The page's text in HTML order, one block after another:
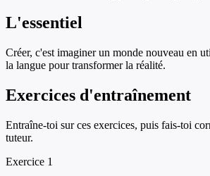
L'essentiel
Créer, c'est imaginer un monde nouveau en
la langue pour transformer la réalité.
Exercices d'entraînement
Entraîne-toi sur ces exercices, puis fais-toi
tuteur.
Exercice 1